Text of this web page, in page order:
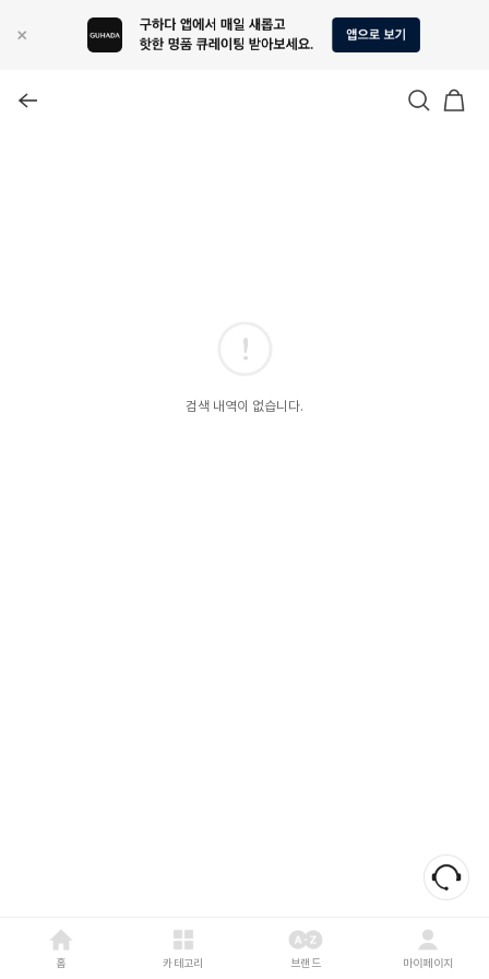
검색 내역이 없습니다.
홈 카테고리 브랜드 마이페이지